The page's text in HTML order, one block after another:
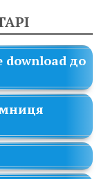
download до